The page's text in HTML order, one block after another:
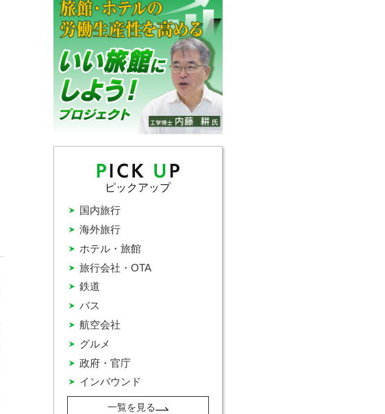
ピックアップ
インバウンド
グルメ
バス
ホテル・旅館
国内旅行
政府・官庁
旅行会社・OTA
海外旅行
航空会社
鉄道
一覧を見る